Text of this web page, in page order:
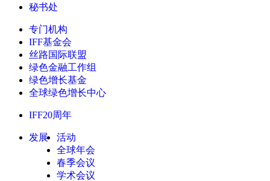
秘书处
专门机构
IFF基金会
丝路国际联盟
绿色金融工作组
绿色增长基金
全球绿色增长中心
IFF20周年
发展
活动
全球年会
春季会议
学术会议